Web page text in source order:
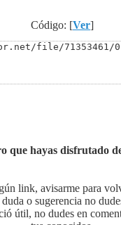
Código: [Ver]
file/71353461/
que hayas disfrutado
link, avisarme para
o sugerencia no
útil, no dudes en